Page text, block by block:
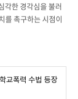
각한 경각심을 불러
를 촉구하는 시점이
교폭력 수법 등장